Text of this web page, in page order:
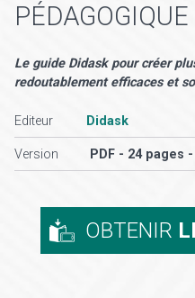
PÉDAGOGIQUE
Le guide Didask pour créer
redoutablement efficaces et
Editeur Didask
Version PDF - 24 pages
OBTENIR